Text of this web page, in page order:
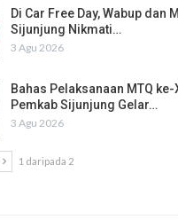
Di Car Free Day, Wabup dan
Sijunjung Nikmati…
3 Agu 2026
Bahas Pelaksanaan MTQ ke-
Pemkab Sijunjung Gelar…
3 Agu 2026
1 daripada 2